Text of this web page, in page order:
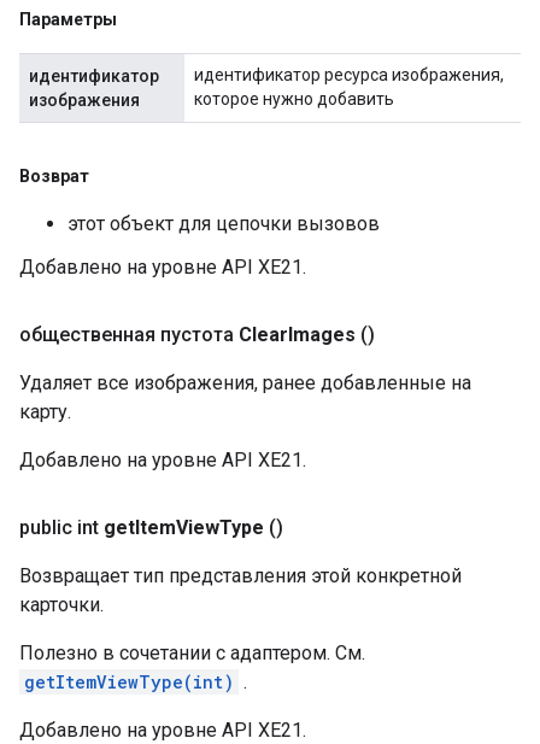
Параметры
идентификатор
изображения
идентификатор ресурса изображения,
которое нужно добавить
Возврат
этот объект для цепочки вызовов
Добавлено на уровне API XE21.
общественная пустота ClearImages ()
Удаляет все изображения, ранее добавленные на
карту.
Добавлено на уровне API XE21.
public int getItemViewType ()
Возвращает тип представления этой конкретной
карточки.
Полезно в сочетании с адаптером. См.
getItemViewType(int) .
Добавлено на уровне API XE21.